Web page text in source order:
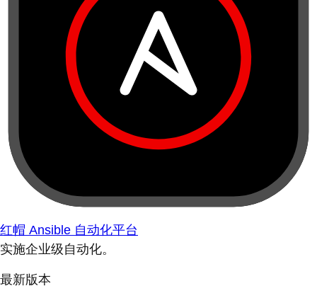
红帽 Ansible 自动化平台
实施企业级自动化。
最新版本